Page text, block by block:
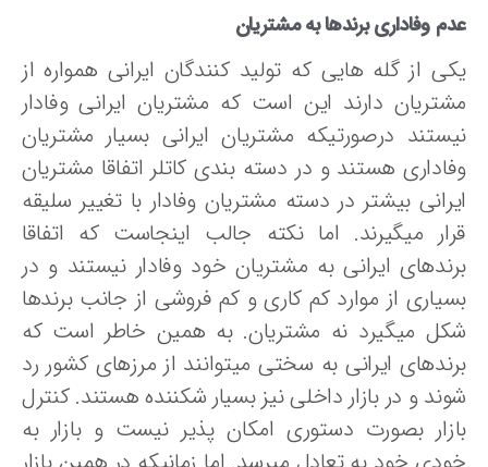
وفاداری برندها به مشتریان
از گله هایی که تولید کنندگان ایرانی همواره از
دارند این است که مشتریان ایرانی وفادار
درصورتیکه مشتریان ایرانی بسیار مشتریان
هستند و در دسته بندی کاتلر اتفاقا مشتریان
بیشتر در دسته مشتریان وفادار با تغییر سلیقه
میگیرند. اما نکته جالب اینجاست که اتفاقا
ایرانی به مشتریان خود وفادار نیستند و در
از موارد کم کاری و کم فروشی از جانب برندها
میگیرد نه مشتریان. به همین خاطر است که
ایرانی به سختی میتوانند از مرزهای کشور رد
و در بازار داخلی نیز بسیار شکننده هستند. کنترل
بصورت دستوری امکان پذیر نیست و بازار به